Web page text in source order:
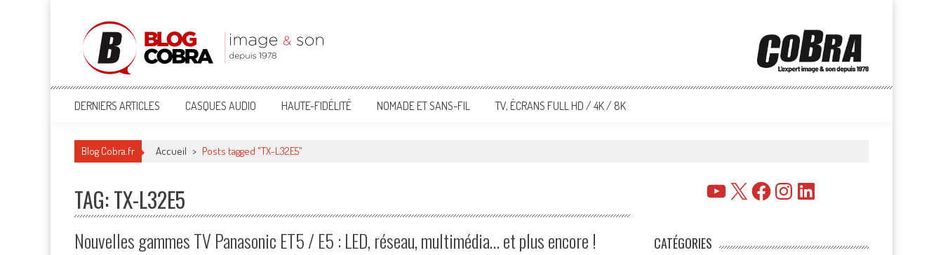
Blog Cobra
Toute l'actu Image & Son !
DERNIERS ARTICLES CASQUES AUDIO HAUTE-FIDÉLITÉ NOMADE ET SANS-FIL TV, ÉCRANS FULL HD / 4K / 8K
Blog Cobra.fr Accueil > Posts tagged "TX-L32E5"
TAG: TX-L32E5
Nouvelles gammes TV Panasonic ET5 / E5 : LED, réseau, multimédia… et plus encore !
YouTube
X FacebookInstagramLinkedIn
CATÉGORIES